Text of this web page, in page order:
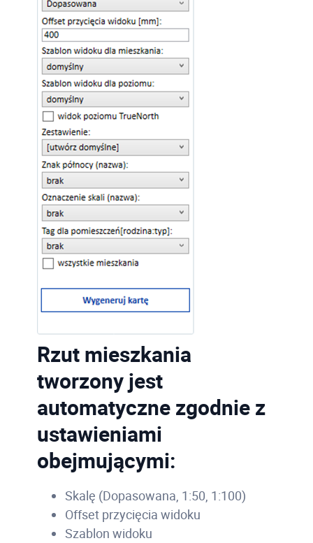
Rzut mieszkania
tworzony jest
automatyczne zgodnie z
ustawieniami
obejmującymi:
Skalę (Dopasowana, 1:50, 1:100)
Offset przycięcia widoku
Szablon widoku